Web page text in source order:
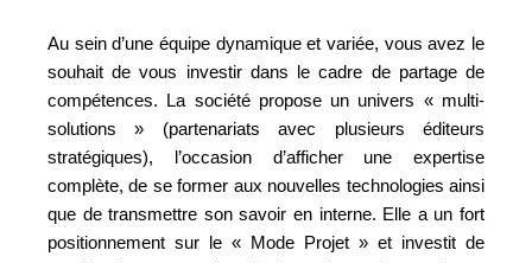
Au sein d’une équipe dynamique et variée, vous avez le
souhait de vous investir dans le cadre de partage de
compétences. La société propose un univers « multi-
solutions » (partenariats avec plusieurs éditeurs
stratégiques), l’occasion d’afficher une expertise
complète, de se former aux nouvelles technologies ainsi
que de transmettre son savoir en interne. Elle a un fort
positionnement sur le « Mode Projet » et investit de